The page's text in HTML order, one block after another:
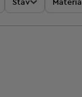
Stav Materiál